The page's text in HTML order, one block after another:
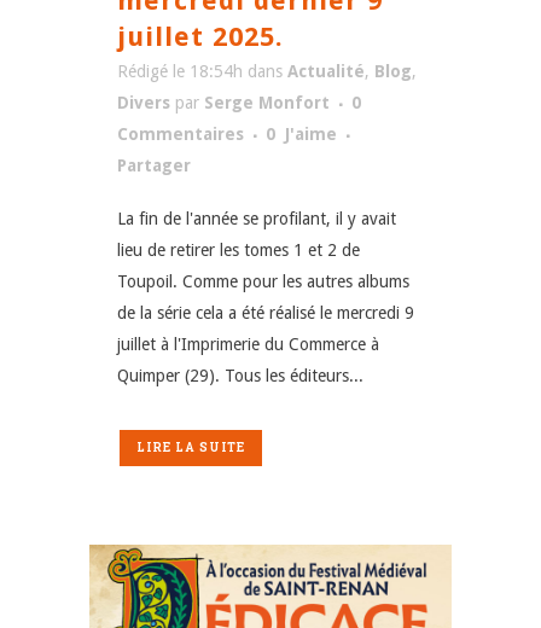
juillet 2025.
Rédigé le 18:54h dans Actualité, Blog,
Divers par Serge Monfort
0
Commentaires
0 J'aime
Partager
La fin de l'année se profilant, il y avait
lieu de retirer les tomes 1 et 2 de
Toupoil. Comme pour les autres albums
de la série cela a été réalisé le mercredi 9
juillet à l'Imprimerie du Commerce à
Quimper (29). Tous les éditeurs...
LIRE LA SUITE